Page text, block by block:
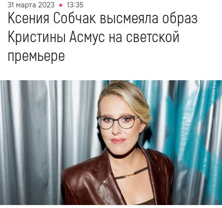
31 марта 2023 13:35
Ксения Собчак высмеяла образ
Кристины Асмус на светской
премьере